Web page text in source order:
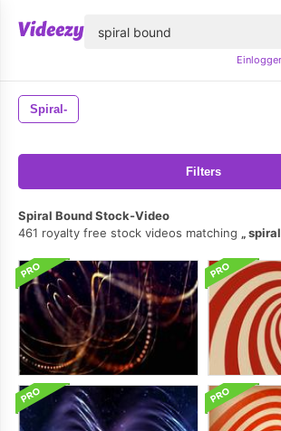
Spiral-
Filters
Spiral Bound Stock-Video
461 royalty free stock videos matching